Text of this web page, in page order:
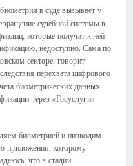
в суде вызывает у
судебной системы в
которые получат к ней
недоступно. Сама по
секторе, говорит
перехвата цифрового
биометрических данных,
через «Госуслуги»
биометрией и низводим
приложения, которому
что в стадии